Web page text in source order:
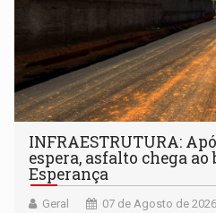
INFRAESTRUTURA:
espera, asfalto chega
Esperança
Geral 07 de Agosto de